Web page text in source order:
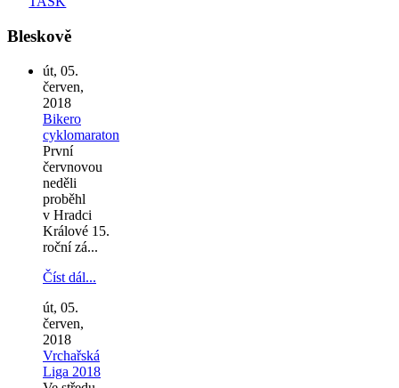
Bleskově
út, 05.
červen,
2018
Bikero
cyklomaraton
První
červnovou
neděli
proběhl
v Hradci
Králové 15.
roční zá...
Číst dál...
út, 05.
červen,
2018
Vrchařská
Liga 2018